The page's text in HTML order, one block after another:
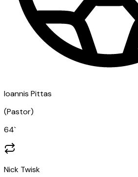
Ioannis Pittas
(Pastor)
64`
Nick Twisk